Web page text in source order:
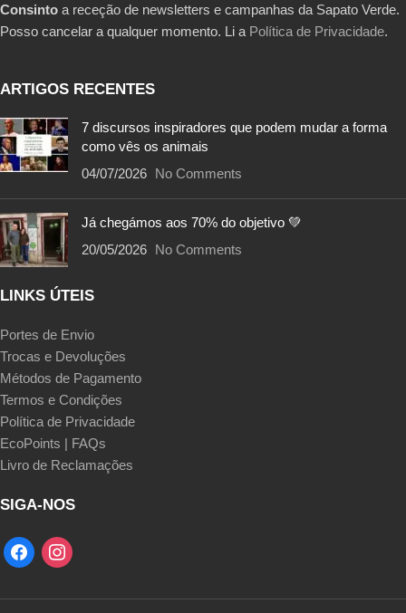
Consinto a receção de newsletters e campanhas da Sapato Verde.
Posso cancelar a qualquer momento. Li a Política de Privacidade.
ARTIGOS RECENTES
7 discursos inspiradores que podem mudar a forma
como vês os animais
04/07/2026 No Comments
Já chegámos aos 70% do objetivo 💚
20/05/2026 No Comments
LINKS ÚTEIS
Portes de Envio
Trocas e Devoluções
Métodos de Pagamento
Termos e Condições
Política de Privacidade
EcoPoints | FAQs
Livro de Reclamações
SIGA-NOS